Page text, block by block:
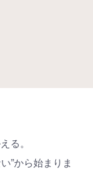
る。
”から始まりま